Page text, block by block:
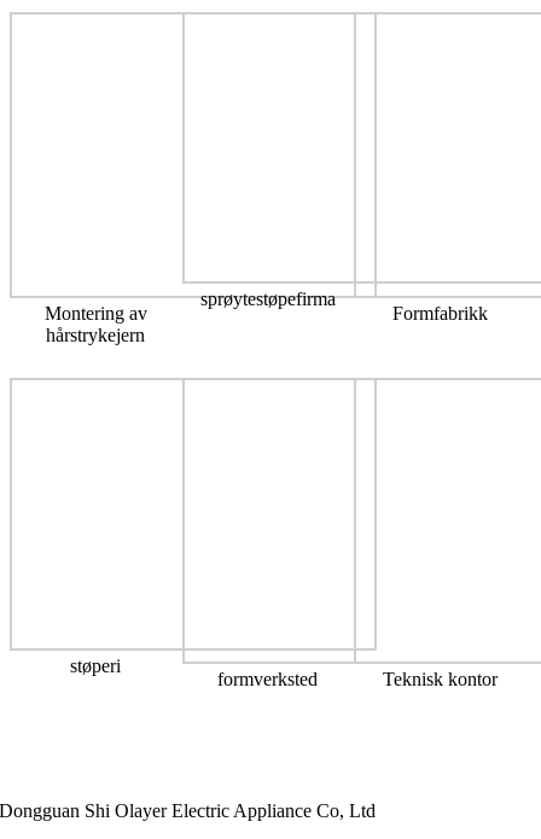
Montering av
hårstrykejern
sprøytestøpefirma
Formfabrikk
støperi
formverksted Teknisk kontor
Dongguan Shi Olayer Electric Appliance Co, Ltd